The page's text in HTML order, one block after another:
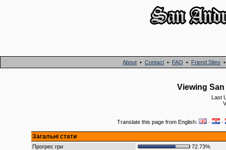
About • Contact • FAQ • Friend Sites
Viewing
Last
Translate this page from English: · ·
Загальні стати
Прогрес гри
72.73%